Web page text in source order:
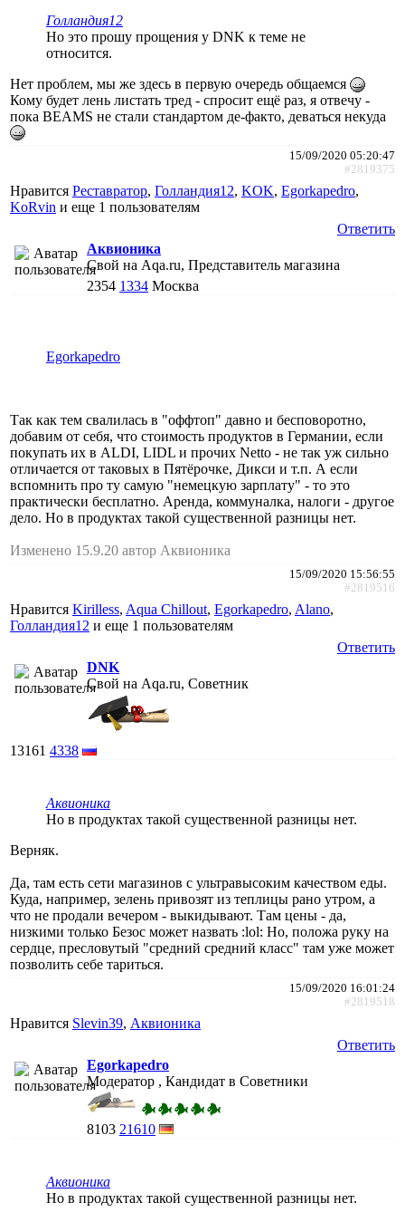
Голландия12
Но это прошу прощения у DNK к теме не
относится.
Нет проблем, мы же здесь в первую очередь общаемся
Кому будет лень листать тред - спросит ещё раз, я отвечу -
пока BEAMS не стали стандартом де-факто, деваться некуда
15/09/2020 05:20:47
#2819375
Нравится Реставратор, Голландия12, KOK, Egorkapedro,
KoRvin и еще 1 пользователям
Ответить
Аквионика
Свой на Aqa.ru, Представитель магазина
2354 1334 Москва
Egorkapedro
Так как тем свалилась в "оффтоп" давно и бесповоротно,
добавим от себя, что стоимость продуктов в Германии, если
покупать их в ALDI, LIDL и прочих Netto - не так уж сильно
отличается от таковых в Пятёрочке, Дикси и т.п. А если
вспомнить про ту самую "немецкую зарплату" - то это
практически бесплатно. Аренда, коммуналка, налоги - другое
дело. Но в продуктах такой существенной разницы нет.
Изменено 15.9.20 автор Аквионика
15/09/2020 15:56:55
#2819516
Нравится Kirilless, Aqua Chillout, Egorkapedro, Alano,
Голландия12 и еще 1 пользователям
Ответить
DNK
Свой на Aqa.ru, Советник
13161 4338
Аквионика
Но в продуктах такой существенной разницы нет.
Верняк.
Да, там есть сети магазинов с ультравысоким качеством еды.
Куда, например, зелень привозят из теплицы рано утром, а
что не продали вечером - выкидывают. Там цены - да,
низкими только Безос может назвать :lol: Но, положа руку на
сердце, пресловутый "средний средний класс" там уже может
позволить себе тариться.
15/09/2020 16:01:24
#2819518
Нравится Slevin39, Аквионика
Ответить
Egorkapedro
Модератор , Кандидат в Советники
8103 21610
Аквионика
Но в продуктах такой существенной разницы нет.